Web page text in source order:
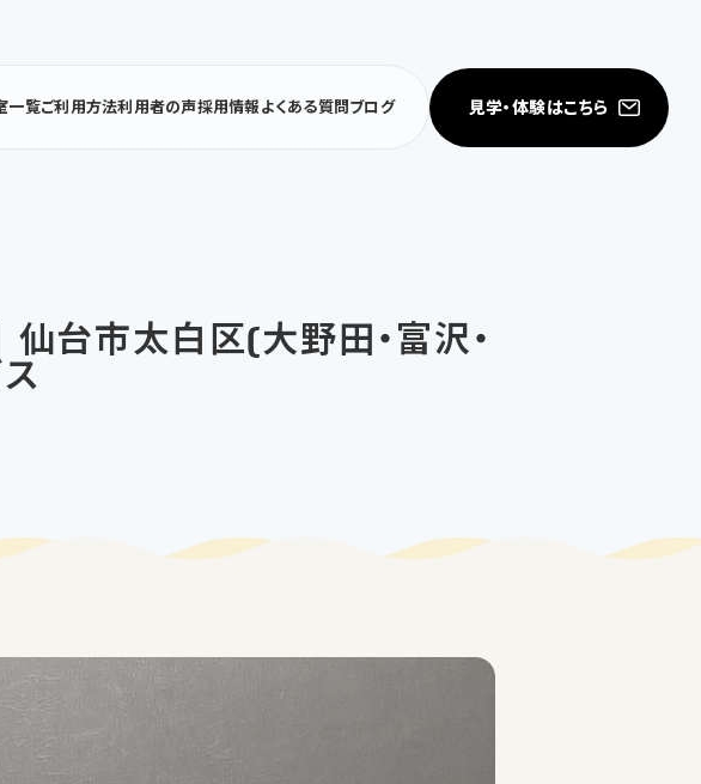
一覧ご利用方法利用者の声採用情報よくある質問ブログ 見学・体験はこちら
台市太白区(大野田・富沢・